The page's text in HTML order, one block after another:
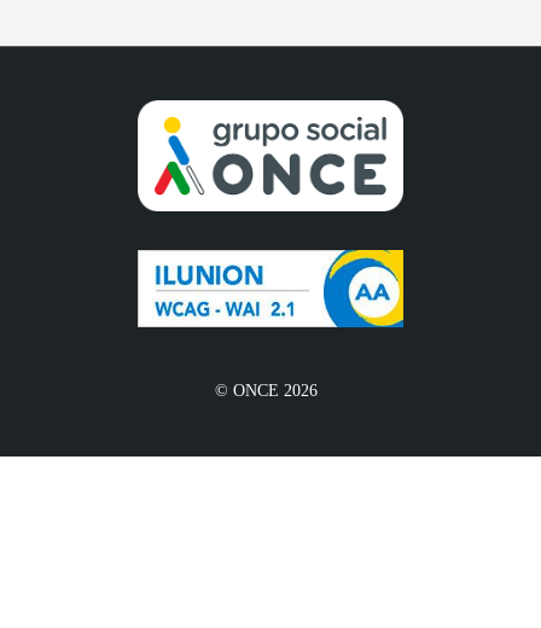
© ONCE 2026